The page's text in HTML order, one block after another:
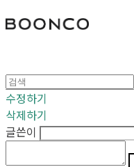
수정하기
삭제하기
글쓴이